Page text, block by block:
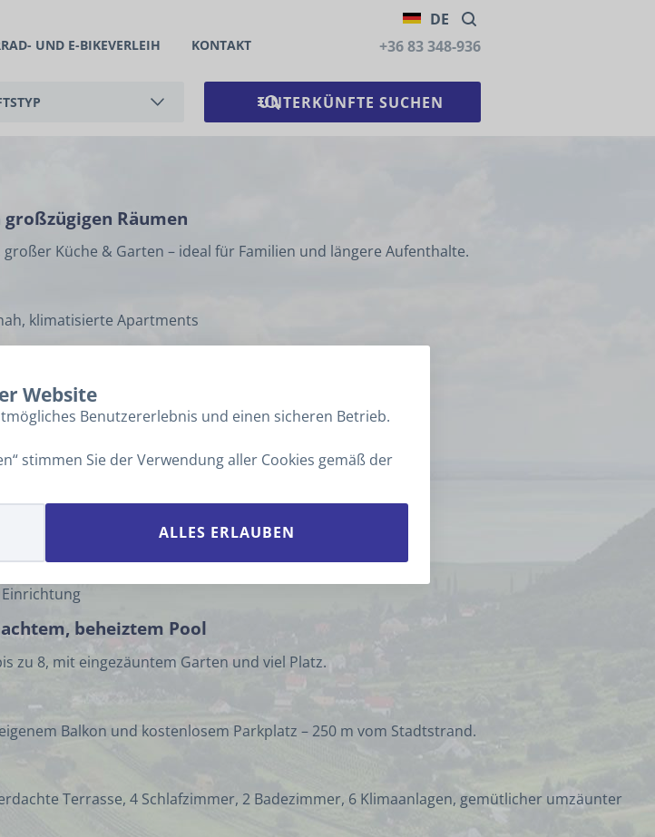
Website
Benutzererlebnis und einen sicheren Betrieb.
stimmen Sie der Verwendung aller Cookies gemäß der
ALLES ERLAUBEN
UND E-BIKEVERLEIH KONTAKT
DE
+36 83 348-936
Räumen
Küche & Garten – ideal für Familien und längere Aufenthalte.
klimatisierte Apartments
klimatisierte Apartments
Wohneinheiten
und klimatisierten Apartments.
beheiztem Pool
zu 8, mit eingezäuntem Garten und viel Platz.
Balkon und kostenlosem Parkplatz – 250 m vom Stadtstrand.
Terrasse, 4 Schlafzimmer, 2 Badezimmer, 6 Klimaanlagen, gemütlicher umzäunter